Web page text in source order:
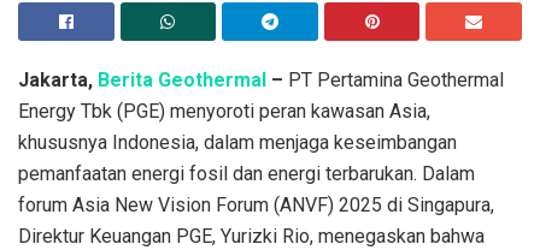
Jakarta, Berita Geothermal – PT Pertamina Geothermal
Energy Tbk (PGE) menyoroti peran kawasan Asia,
khususnya Indonesia, dalam menjaga keseimbangan
pemanfaatan energi fosil dan energi terbarukan. Dalam
forum Asia New Vision Forum (ANVF) 2025 di Singapura,
Direktur Keuangan PGE, Yurizki Rio, menegaskan bahwa